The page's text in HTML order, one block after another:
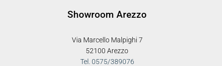
Showroom Arezzo
Via Marcello Malpighi 7
52100 Arezzo
Tel. 0575/389076